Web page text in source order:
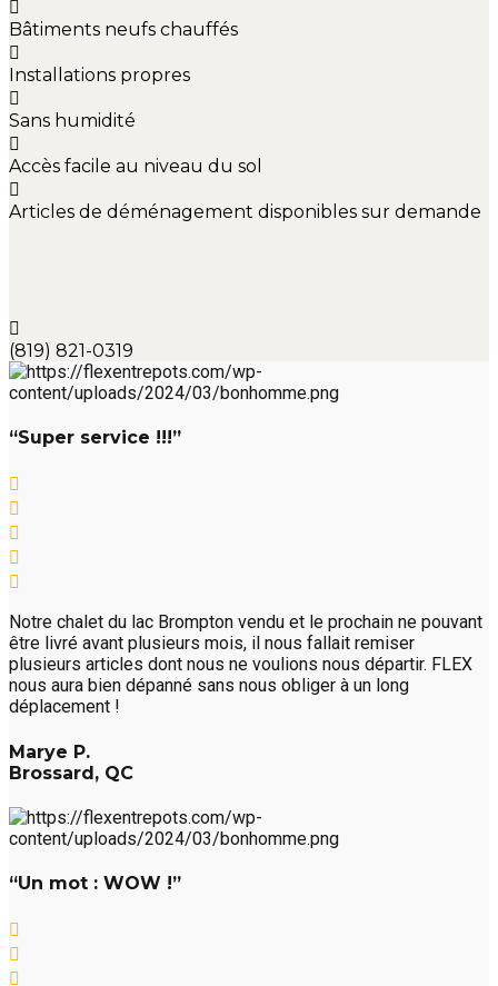
Bâtiments neufs chauffés
Installations propres
Sans humidité
Accès facile au niveau du sol
Articles de déménagement disponibles sur demande
(819) 821-0319
“Super service !!!”
Notre chalet du lac Brompton vendu et le prochain ne pouvant
être livré avant plusieurs mois, il nous fallait remiser
plusieurs articles dont nous ne voulions nous départir. FLEX
nous aura bien dépanné sans nous obliger à un long
déplacement !
Marye P.
Brossard, QC
“Un mot : WOW !”